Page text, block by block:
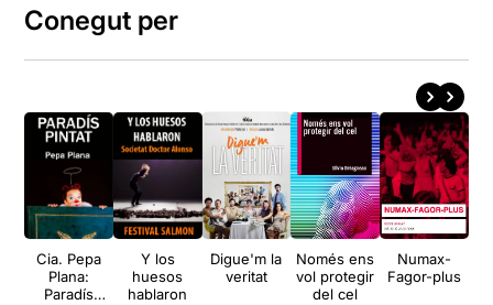
Conegut per
Cia. Pepa
Plana:
Paradís
Y los
huesos
hablaron
Digue'm la
veritat
Només ens
vol protegir
del cel
Numax-
Fagor-plus